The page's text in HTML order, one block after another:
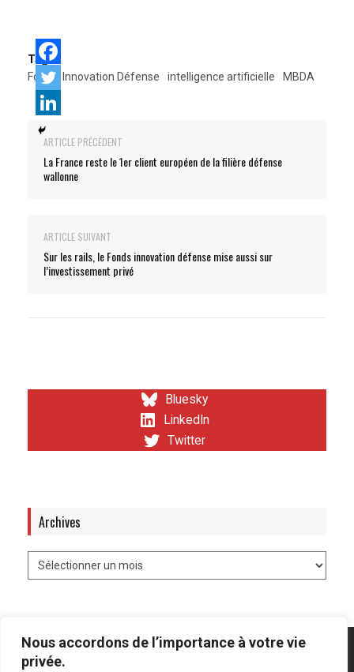
Nous accordons de l’importance à votre vie
privée.
Tags:
Forum Innovation Défense
intelligence artificielle MBDA
ARTICLE PRÉCÉDENT
La France reste le 1er client européen de la filière défense
wallonne
ARTICLE SUIVANT
Sur les rails, le Fonds innovation défense mise aussi sur
l’investissement privé
Bluesky
LinkedIn
Twitter
Archives